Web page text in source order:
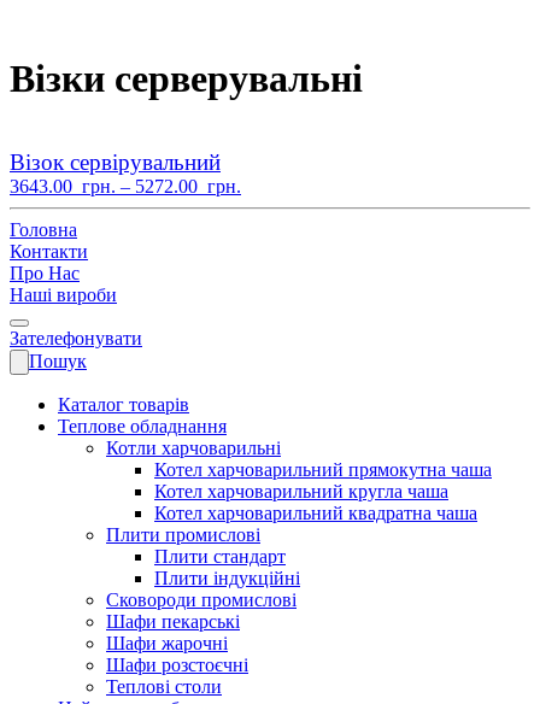
Візки серверувальні
Візок сервірувальний
3643.00 грн. – 5272.00 грн.
цін:
Головна
Контакти
Про Нас
Наші вироби
Зателефонувати
Пошук
Каталог товарів
Теплове обладнання
Котли харчоварильні
Котел харчоварильний прямокутна чаша
Котел харчоварильний кругла чаша
Котел харчоварильний квадратна чаша
Плити промислові
Плити стандарт
Плити індукційні
Сковороди промислові
Шафи пекарські
Шафи жарочні
Шафи розстоєчні
Теплові столи